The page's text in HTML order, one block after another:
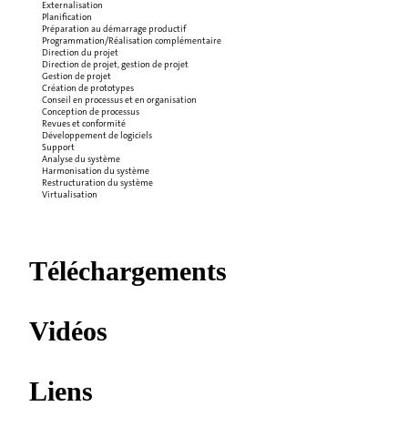
Externalisation
Planification
Préparation au démarrage productif
Programmation/Réalisation complémentaire
Direction du projet
Direction de projet, gestion de projet
Gestion de projet
Création de prototypes
Conseil en processus et en organisation
Conception de processus
Revues et conformité
Développement de logiciels
Support
Analyse du système
Harmonisation du système
Restructuration du système
Virtualisation
Téléchargements
Vidéos
Liens